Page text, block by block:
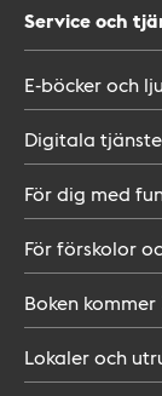
Service och
E-böcker och
Digitala
För dig med
För förskolor
Boken kommer
Lokaler och